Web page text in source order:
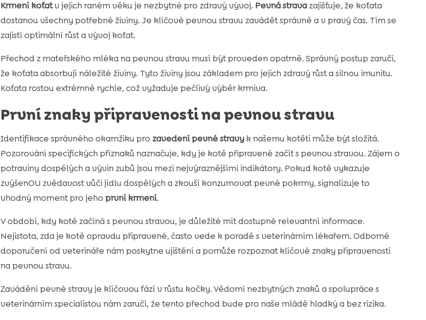
Krmení koťatv jejich raném věku je nezbytné pro zdravý vývoj. Pevná stravazajišťuje, že koťata
dostanou všechny potřebné živiny. Je klíčové pevnou stravu zavádět správně a v pravý čas. Tím se
zajistí optimální růst a vývoj koťat.
Přechod z mateřského mléka na pevnou stravu musí být proveden opatrně. Správný postup zaručí,
že koťata absorbují náležité živiny. Tyto živiny jsou základem pro jejich zdravý růst a silnou imunitu.
Koťata rostou extrémně rychle, což vyžaduje pečlivý výběr krmiva.
První znaky připravenosti na pevnou stravu
Identifikace správného okamžiku pro zavedení pevné stravyk našemu kotěti může být složitá.
Pozorování specifických příznaků naznačuje, kdy je kotě připravené začít s pevnou stravou. Zájem o
potraviny dospělých a vývin zubů jsou mezi nejvýraznějšími indikátory. Pokud kotě vykazuje
zvýšenOU zvědavost vůči jídlu dospělých a zkouší konzumovat pevné pokrmy, signalizuje to
vhodný moment pro jeho první krmení.
V období, kdy kotě začíná s pevnou stravou, je důležité mít dostupné relevantní informace.
Nejistota, zda je kotě opravdu připravené, často vede k poradě s veterinárním lékařem. Odborné
doporučení od veterináře nám poskytne ujištění a pomůže rozpoznat klíčové znaky připravenosti
na pevnou stravu.
Zavádění pevné stravy je klíčovou fází v růstu kočky. Vědomí nezbytných znaků a spolupráce s
veterinárním specialistou nám zaručí, že tento přechod bude pro naše mládě hladký a bez rizika.